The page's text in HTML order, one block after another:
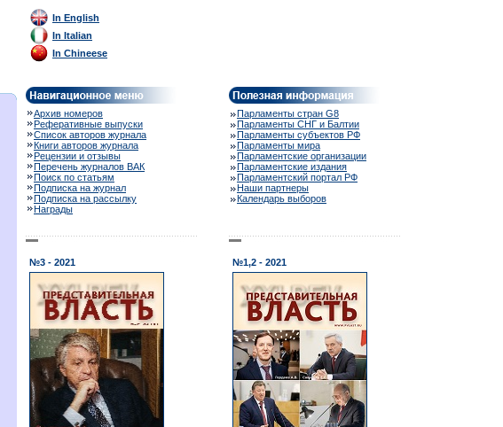
In English
In Italian
In Chineese
Архив номеров
Реферативные выпуски
Список авторов журнала
Книги авторов журнала
Рецензии и отзывы
Перечень журналов ВАК
Поиск по статьям
Подписка на журнал
Подписка на рассылку
Награды
Парламенты стран G8
Парламенты СНГ и Балтии
Парламенты субъектов РФ
Парламенты мира
Парламентские организации
Парламентские издания
Парламентский портал РФ
Наши партнеры
Календарь выборов
№3 - 2021 №1,2 - 2021